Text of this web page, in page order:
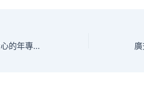
39歲，恰是為他人成婚費心的年專包養網紀